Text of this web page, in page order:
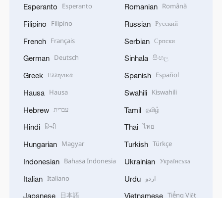
Esperanto Esperanto
Filipino Filipino
French Français
German Deutsch
Greek Ελληνικά
Hausa Hausa
Hebrew עברית
Hindi हिन्दी
Hungarian Magyar
Indonesian Bahasa Indonesia
Italian Italiano
Japanese 日本語
Romanian Română
Russian Русский
Serbian Српски
Sinhala සිංහල
Spanish Español
Swahili Kiswahili
Tamil தமிழ்
Thai ไทย
Turkish Türkçe
Ukrainian Українська
Urdu اردو
Vietnamese Tiếng Việt